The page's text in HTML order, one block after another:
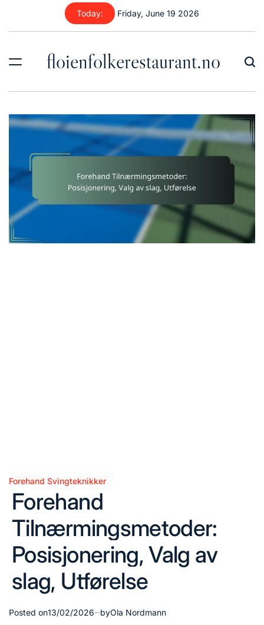
content
Today: Friday, June 19 2026
floienfolkerestaurant.no
Posted
Forehand Svingteknikker
Forehand
Tilnærmingsmetoder:
Posisjonering, Valg av
slag, Utførelse
Posted on13/02/2026 byOla Nordmann